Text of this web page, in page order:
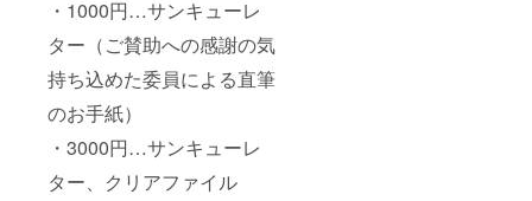
・1000円…サンキューレ
ター（ご賛助への感謝の気
持ち込めた委員による直筆
のお手紙）
・3000円…サンキューレ
ター、クリアファイル